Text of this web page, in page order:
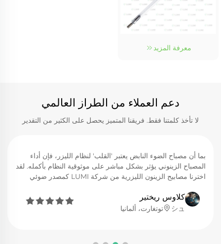
معرفة المزيد
دعم العملاء من الطراز العالمي
لا تأخذ كلمتنا فقط. فريقنا المتميز يحصل على الكثير من التقدير
بما أن مصباح الضوء النابض يعتبر 'القلب' لنظام الليزر، فإن أداء
المصباح الزينوني يؤثر بشكل مباشر على موثوقية النظام بأكمله. لقد
اخترنا مصابيح الزينون الليزرية من شركة LUMI كمصدر ضوئي
تشغيل هذا المصباح موثوق للغاية، كما أن طيف الطاقة الناتجة عنه
يتماشى بشكل كبير مع قضبان الكريستال الخاصة بنا، وفعالية تحويل
كلاوس ريختير
シュتوتغارت، ألمانيا




